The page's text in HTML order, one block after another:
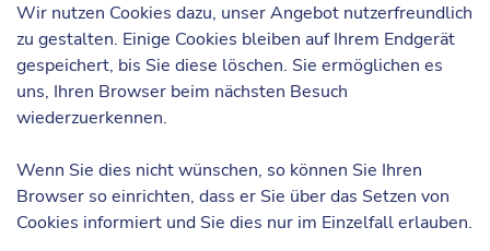
Wir nutzen Cookies dazu, unser Angebot nutzerfreundlich
zu gestalten. Einige Cookies bleiben auf Ihrem Endgerät
gespeichert, bis Sie diese löschen. Sie ermöglichen es
uns, Ihren Browser beim nächsten Besuch
wiederzuerkennen.
Wenn Sie dies nicht wünschen, so können Sie Ihren
Browser so einrichten, dass er Sie über das Setzen von
Cookies informiert und Sie dies nur im Einzelfall erlauben.